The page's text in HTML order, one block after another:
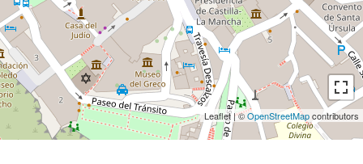
Leaflet | ©OpenStreetMapcontributors